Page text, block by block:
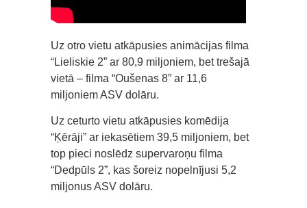
Uz otro vietu atkāpusies animācijas filma
“Lieliskie 2” ar 80,9 miljoniem, bet trešajā
vietā – filma “Oušenas 8” ar 11,6
miljoniem ASV dolāru.
Uz ceturto vietu atkāpusies komēdija
“Ķērāji” ar iekasētiem 39,5 miljoniem, bet
top pieci noslēdz supervaroņu filma
“Dedpūls 2”, kas šoreiz nopelnījusi 5,2
miljonus ASV dolāru.